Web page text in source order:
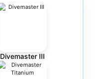
Divemaster III